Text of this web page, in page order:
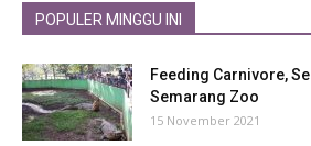
POPULER MINGGU INI
Feeding Carnivore,
Semarang Zoo
15 November 2021